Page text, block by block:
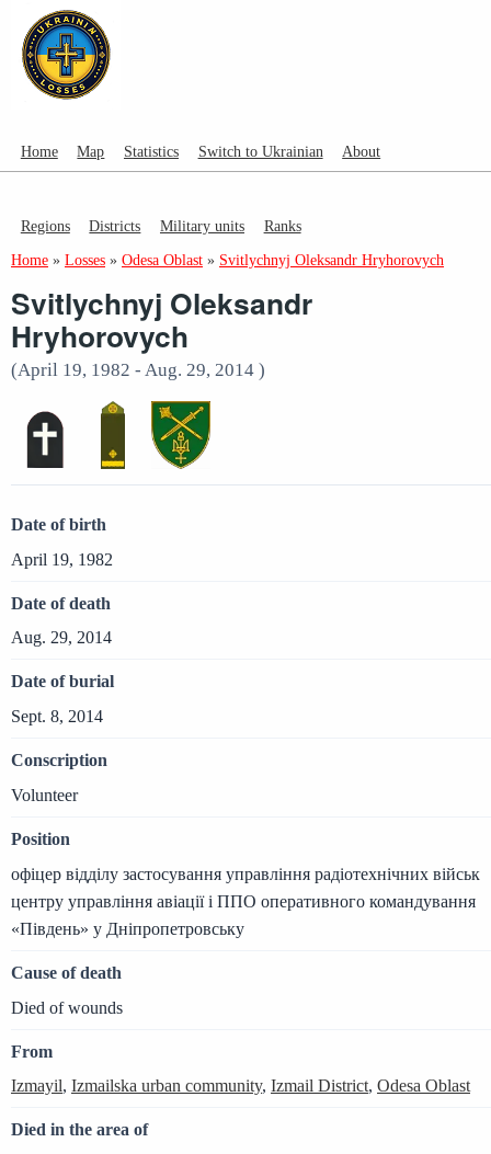
Home Map Statistics Switch to Ukrainian About
Regions Districts Military units Ranks
Home » Losses » Odesa Oblast » Svitlychnyj Oleksandr Hryhorovych
Svitlychnyj Oleksandr
Hryhorovych
(April 19, 1982 - Aug. 29, 2014 )
Date of birth
April 19, 1982
Date of death
Aug. 29, 2014
Date of burial
Sept. 8, 2014
Conscription
Volunteer
Position
офіцер відділу застосування управління радіотехнічних військ
центру управління авіації і ППО оперативного командування
«Південь» у Дніпропетровську
Cause of death
Died of wounds
From
Izmayil, Izmailska urban community, Izmail District, Odesa Oblast
Died in the area of